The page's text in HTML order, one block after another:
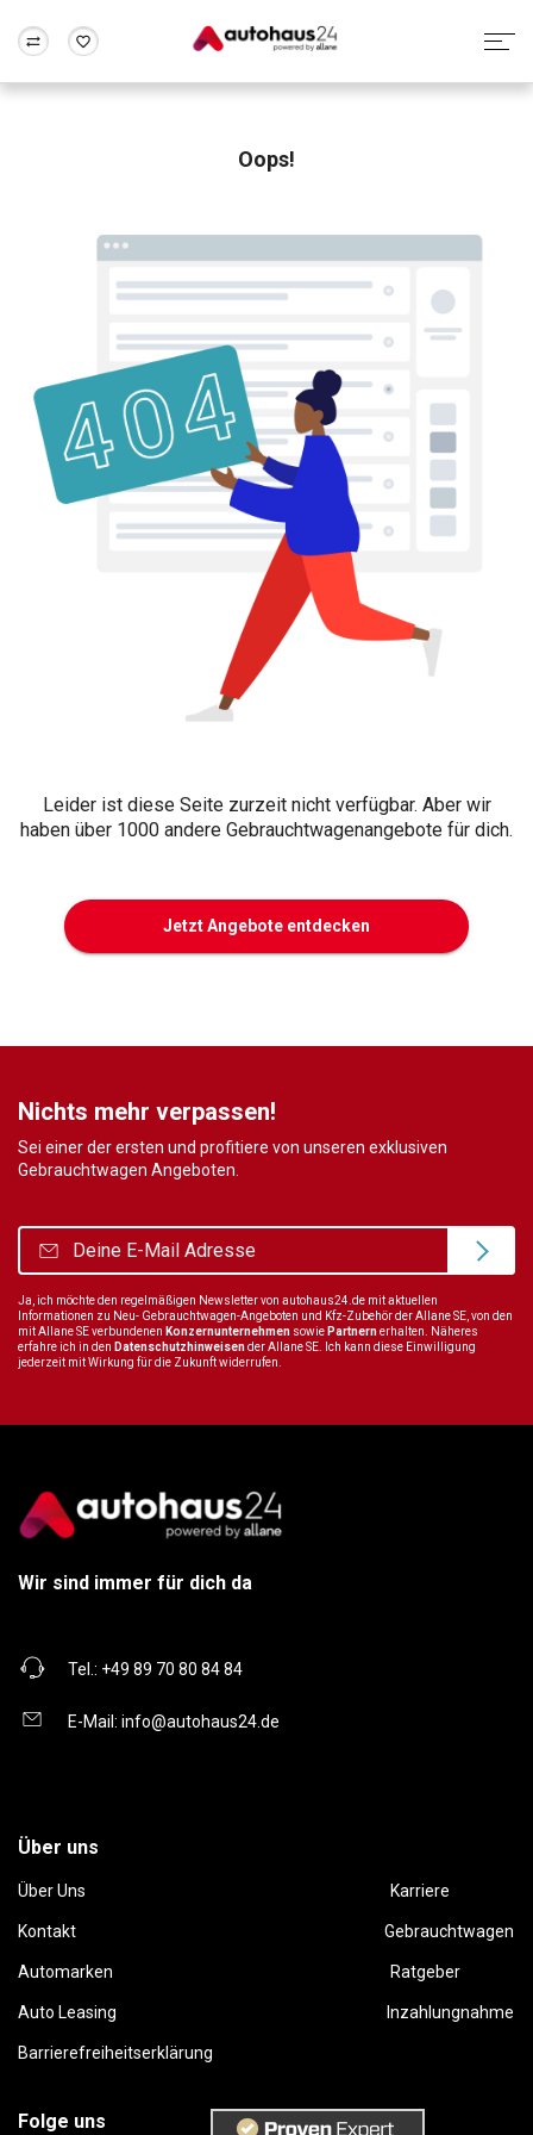
Rund um die Inzahlungnahme
Oops!
Leider ist diese Seite zurzeit nicht verfügbar. Aber wir
haben über 1000 andere Gebrauchtwagenangebote für dich.
Jetzt Angebote entdecken
Nichts mehr verpassen!
Sei einer der ersten und profitiere von unseren exklusiven
Gebrauchtwagen Angeboten.
Ja, ich möchte den regelmäßigen Newsletter von autohaus24.de mit aktuellen
Informationen zu Neu- Gebrauchtwagen-Angeboten und Kfz-Zubehör der Allane SE, von den
mit Allane SE verbundenen Konzernunternehmen sowie Partnernerhalten. Näheres
erfahre ich in den Datenschutzhinweisender Allane SE. Ich kann diese Einwilligung
jederzeit mit Wirkung für die Zukunft widerrufen.
Wir sind immer für dich da
Tel.: +49 89 70 80 84 84
E-Mail: info@autohaus24.de
Über uns
Über Uns Karriere
Kontakt Gebrauchtwagen
Automarken Ratgeber
Auto Leasing Inzahlungnahme
Barrierefreiheitserklärung
Folge uns